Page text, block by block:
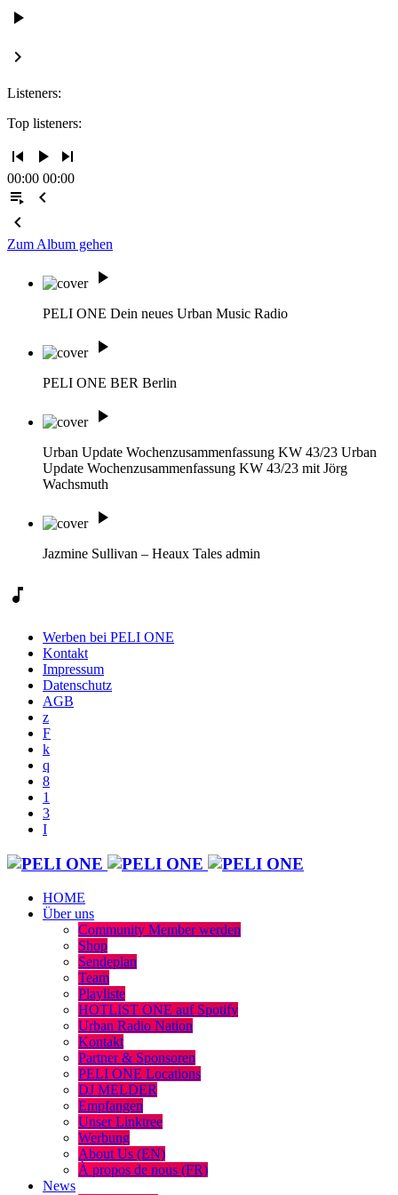
play_arrow
keyboard_arrow_right
Listeners:
Top listeners:
skip_previous play_arrow skip_next
00:00 00:00
playlist_play
chevron_left
chevron_left
Zum Album gehen
play_arrow
PELI ONE Dein neues Urban Music Radio
play_arrow
PELI ONE BER Berlin
play_arrow
Urban Update Wochenzusammenfassung KW 43/23 Urban
Update Wochenzusammenfassung KW 43/23 mit Jörg
Wachsmuth
play_arrow
Jazmine Sullivan – Heaux Tales admin
music_note
Werben bei PELI ONE
Kontakt
Impressum
Datenschutz
AGB
HOME
Über uns
Community Member werden
Shop
Sendeplan
Team
Playliste
HOTLIST ONE auf Spotify
Urban Radio Nation
Kontakt
Partner & Sponsoren
PELI ONE Locations
DJ MELDER
Empfangen
Unser Linktree
Werbung
About Us (EN)
À propos de nous (FR)
News